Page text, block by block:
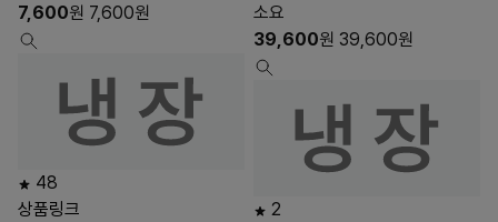
7,600원 7,600원
48
상품링크
소요
39,600원 39,600원
2